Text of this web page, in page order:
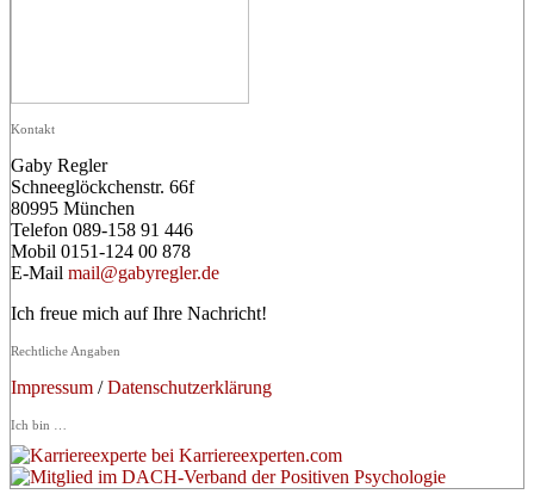
Kontakt
Gaby Regler
Schneeglöckchenstr. 66f
80995 München
Telefon 089-158 91 446
Mobil 0151-124 00 878
E-Mail mail@gabyregler.de
Ich freue mich auf Ihre Nachricht!
Rechtliche Angaben
Impressum /Datenschutzerklärung
Ich bin …